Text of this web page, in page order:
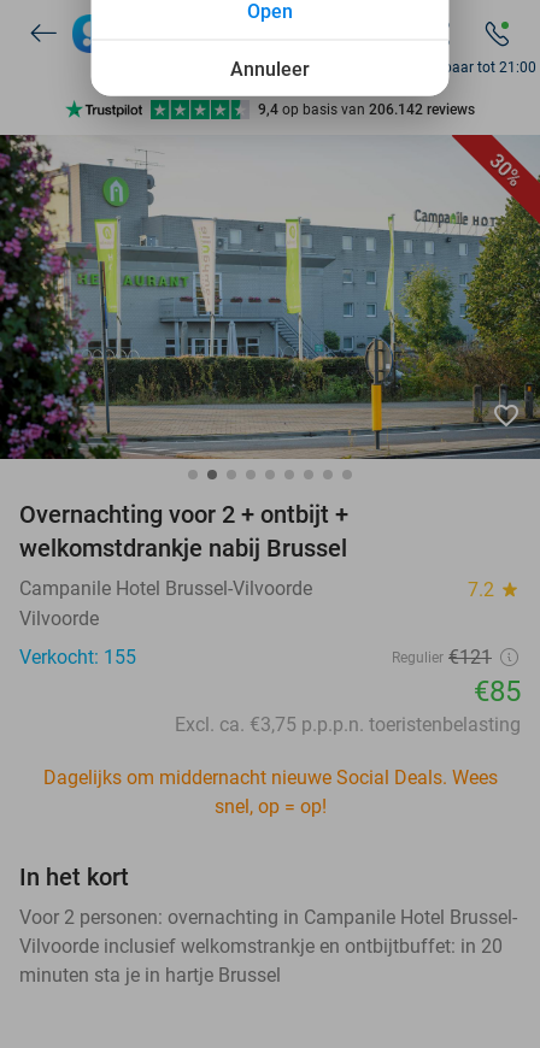
7 dagen per week beschikbaar
10+ miljoen leden
9,4 op basis van 206.142 reviews
10+ miljoen leden
Bereikbaar tot 21:00
30%
favorite_border
Overnachting voor 2 + ontbijt +
welkomstdrankje nabij Brussel
Campanile Hotel Brussel-Vilvoorde 7.2 star
Vilvoorde
Verkocht: 155
Regulier €121
€85
Excl. ca. €3,75 p.p.p.n. toeristenbelasting
Dagelijks om middernacht nieuwe Social Deals. Wees
snel, op = op!
In het kort
Voor 2 personen: overnachting in Campanile Hotel Brussel-
Vilvoorde inclusief welkomstrankje en ontbijtbuffet: in 20
minuten sta je in hartje Brussel
Annuleer
Open